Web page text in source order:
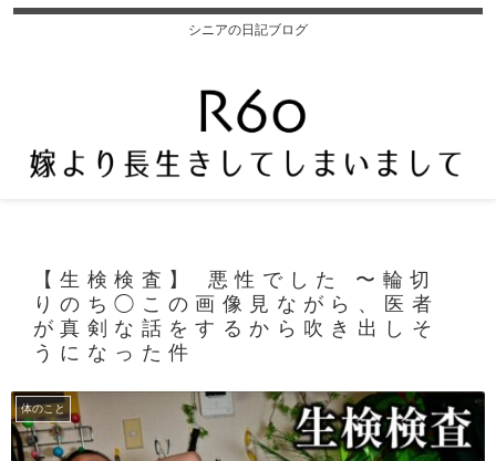
シニアの日記ブログ
【生検検査】 悪性でした 〜輪切
りのち◯この画像見ながら、医者
が真剣な話をするから吹き出しそ
うになった件
体のこと